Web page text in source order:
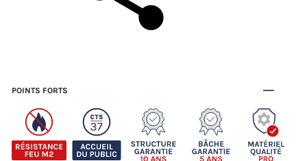
POINTS FORTS